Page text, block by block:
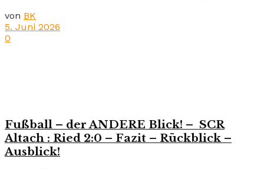
von BK
5. Juni 2026
0
Fußball – der ANDERE Blick! – SCR
Altach : Ried 2:0 – Fazit – Rückblick –
Ausblick!